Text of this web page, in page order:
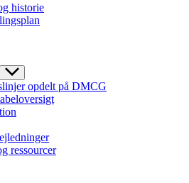
historie
opdelt på DMCG
ressourcer